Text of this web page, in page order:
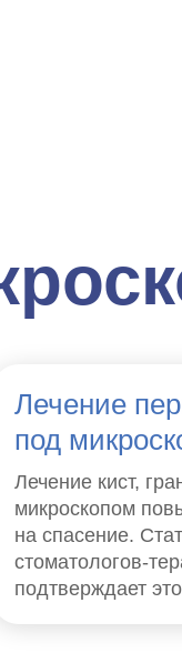
Лечение
под
Лечение кист,
микроскопом
на спасение.
стоматологов-
подтверждает